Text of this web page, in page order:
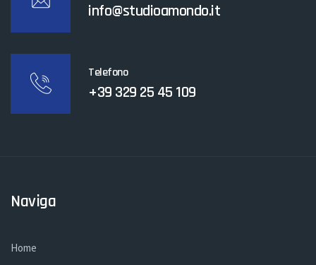
info@studioamondo.it
Telefono
+39 329 25 45 109
Naviga
Home